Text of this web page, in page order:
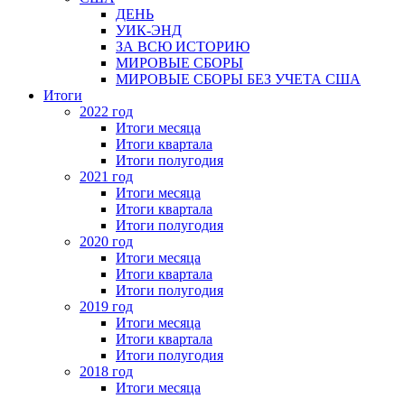
ДЕНЬ
УИК-ЭНД
ЗА ВСЮ ИСТОРИЮ
МИРОВЫЕ СБОРЫ
МИРОВЫЕ СБОРЫ БЕЗ УЧЕТА США
Итоги
2022 год
Итоги месяца
Итоги квартала
Итоги полугодия
2021 год
Итоги месяца
Итоги квартала
Итоги полугодия
2020 год
Итоги месяца
Итоги квартала
Итоги полугодия
2019 год
Итоги месяца
Итоги квартала
Итоги полугодия
2018 год
Итоги месяца